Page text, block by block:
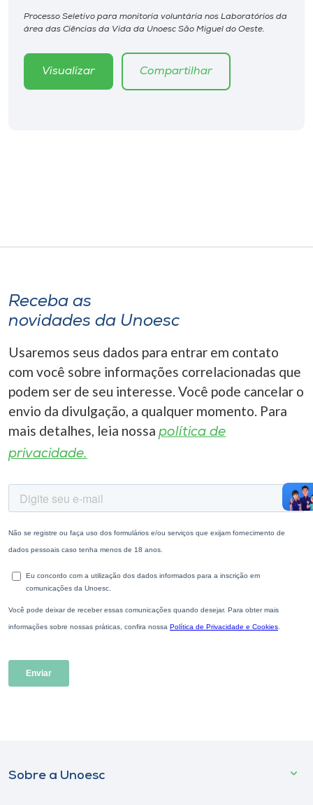
Processo Seletivo para monitoria voluntária nos Laboratórios da
área das Ciências da Vida da Unoesc São Miguel do Oeste.
Visualizar Compartilhar
Receba as
novidades da Unoesc
Usaremos seus dados para entrar em contato
com você sobre informações correlacionadas que
podem ser de seu interesse. Você pode cancelar o
envio da divulgação, a qualquer momento. Para
mais detalhes, leia nossa política de
privacidade.
Sobre a Unoesc